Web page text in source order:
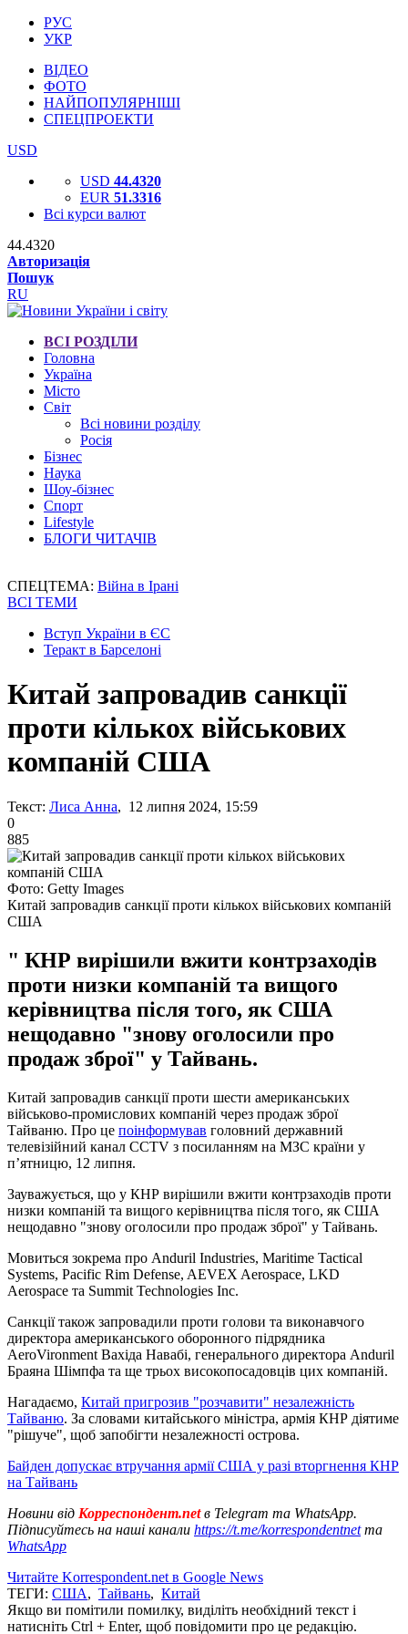
РУС
УКР
ВІДЕО
ФОТО
НАЙПОПУЛЯРНІШІ
СПЕЦПРОЕКТИ
USD
USD 44.4320
EUR 51.3316
Всі курси валют
44.4320
Авторизація
Пошук
RU
ВСІ РОЗДІЛИ
Головна
Україна
Місто
Світ
Всі новини розділу
Росія
Бізнес
Наука
Шоу-бізнес
Спорт
Lifestyle
БЛОГИ ЧИТАЧІВ
СПЕЦТЕМА: Війна в Ірані
ВСІ ТЕМИ
Вступ України в ЄС
Теракт в Барселоні
Китай запровадив санкції
проти кількох військових
компаній США
Текст: Лиса Анна, 12 липня 2024, 15:59
0
885
Фото: Getty Images
Китай запровадив санкції проти кількох військових компаній
США
" КНР вирішили вжити контрзаходів
проти низки компаній та вищого
керівництва після того, як США
нещодавно "знову оголосили про
продаж зброї" у Тайвань.
Китай запровадив санкції проти шести американських
військово-промислових компаній через продаж зброї
Тайваню. Про це поінформував головний державний
телевізійний канал CCTV з посиланням на МЗС країни у
п’ятницю, 12 липня.
Зауважується, що у КНР вирішили вжити контрзаходів проти
низки компаній та вищого керівництва після того, як США
нещодавно "знову оголосили про продаж зброї" у Тайвань.
Мовиться зокрема про Anduril Industries, Maritime Tactical
Systems, Pacific Rim Defense, AEVEX Aerospace, LKD
Aerospace та Summit Technologies Inc.
Санкції також запровадили проти голови та виконавчого
директора американського оборонного підрядника
AeroVironment Вахіда Навабі, генерального директора Anduril
Браяна Шімпфа та ще трьох високопосадовців цих компаній.
Нагадаємо, Китай пригрозив "розчавити" незалежність
Тайваню. За словами китайського міністра, армія КНР діятиме
"рішуче", щоб запобігти незалежності острова.
Байден допускає втручання армії США у разі вторгнення КНР
на Тайвань
Новини від Корреспондент.netв Telegram та WhatsApp.
Підписуйтесь на наші канали https://t.me/korrespondentnetта
WhatsApp
Читайте Korrespondent.net в Google News
ТЕГИ: США, Тайвань, Китай
Якщо ви помітили помилку, виділіть необхідний текст і
натисніть Ctrl + Enter, щоб повідомити про це редакцію.